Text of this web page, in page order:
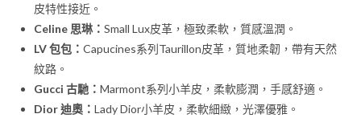
皮特性接近。
Celine 思琳：Small Lux皮革，極致柔軟，質感溫潤。
LV 包包：Capucines系列Taurillon皮革，質地柔韌，帶有天然
紋路。
Gucci 古馳：Marmont系列小羊皮，柔軟膨潤，手感舒適。
Dior 迪奧：Lady Dior小羊皮，柔軟細緻，光澤優雅。